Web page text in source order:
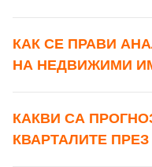
КАК СЕ ПРАВИ
НА НЕДВИЖИМИ
КАКВИ СА
КВАРТАЛИТЕ ПРЕЗ